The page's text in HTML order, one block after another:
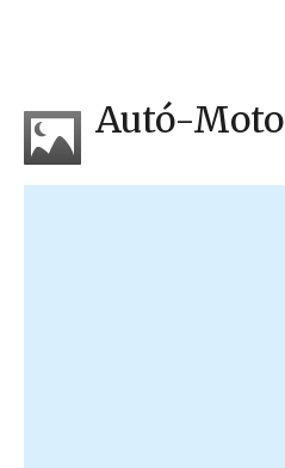
Autó-